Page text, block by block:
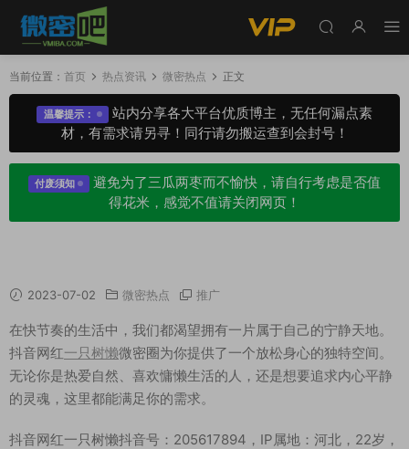
当前位置： 首页 热点资讯 微密热点 正文
温馨提示：
站内分享各大平台优质博主，无任何漏点素
材，有需求请另寻！同行请勿搬运查到会封号！
付废须知
避免为了三瓜两枣而不愉快，请自行考虑是否值
得花米，感觉不值请关闭网页！
2023-07-02 微密热点 推广
在快节奏的生活中，我们都渴望拥有一片属于自己的宁静天地。
抖音网红一只树懒微密圈为你提供了一个放松身心的独特空间。
无论你是热爱自然、喜欢慵懒生活的人，还是想要追求内心平静
的灵魂，这里都能满足你的需求。
抖音网红一只树懒抖音号：205617894，IP属地：河北，22岁，